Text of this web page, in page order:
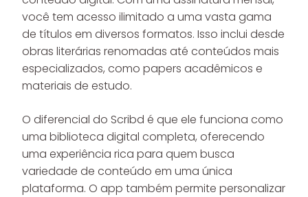
você tem acesso ilimitado a uma vasta gama
de títulos em diversos formatos. Isso inclui desde
obras literárias renomadas até conteúdos mais
especializados, como papers acadêmicos e
materiais de estudo.
O diferencial do Scribd é que ele funciona como
uma biblioteca digital completa, oferecendo
uma experiência rica para quem busca
variedade de conteúdo em uma única
plataforma. O app também permite personalizar